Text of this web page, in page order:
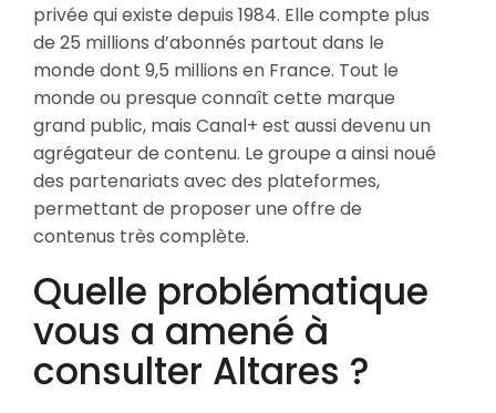
privée qui existe depuis 1984. Elle compte plus
de 25 millions d’abonnés partout dans le
monde dont 9,5 millions en France. Tout le
monde ou presque connaît cette marque
grand public, mais Canal+ est aussi devenu un
agrégateur de contenu. Le groupe a ainsi noué
des partenariats avec des plateformes,
permettant de proposer une offre de
contenus très complète.
Quelle problématique
vous a amené à
consulter Altares ?